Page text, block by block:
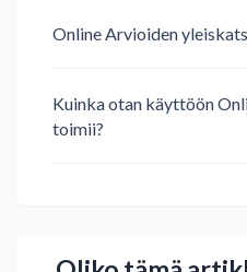
Online Arvioiden
Kuinka otan käyttöön
toimii?